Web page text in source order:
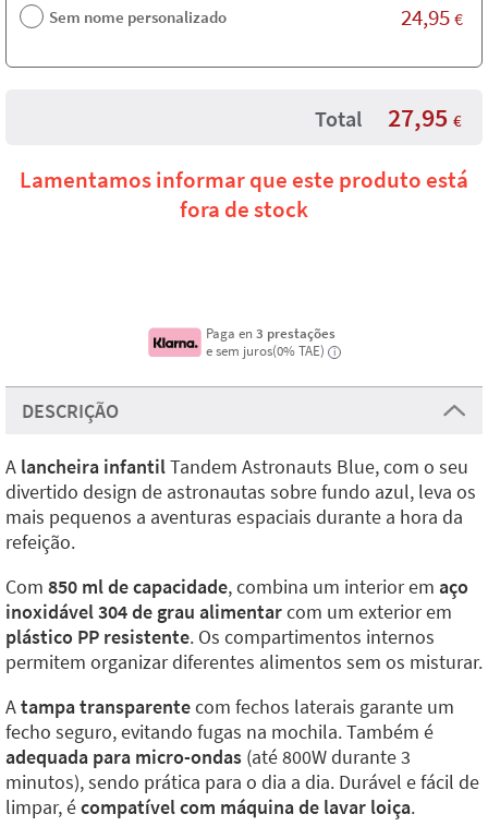
Sem nome personalizado 24,95 €
Total 27,95 €
Lamentamos informar que este produto está
fora de stock
Paga en3 prestações
e sem juros(0% TAE)
i
DESCRIÇÃO
A lancheira infantilTandem Astronauts Blue, com o seu
divertido design de astronautas sobre fundo azul, leva os
mais pequenos a aventuras espaciais durante a hora da
refeição.
Com 850 ml de capacidade, combina um interior em aço
inoxidável 304 de grau alimentarcom um exterior em
plástico PP resistente. Os compartimentos internos
permitem organizar diferentes alimentos sem os misturar.
Atampa transparentecom fechos laterais garante um
fecho seguro, evitando fugas na mochila. Também é
adequada para micro-ondas (até 800W durante 3
minutos), sendo prática para o dia a dia. Durável e fácil de
limpar, écompatível com máquina de lavar loiça.